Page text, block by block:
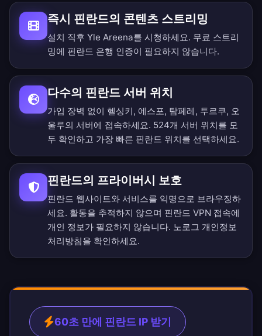
즉시 핀란드의 콘텐츠 스트리밍
설치 직후 Yle Areena를 시청하세요. 무료 스트리
밍에 핀란드 은행 인증이 필요하지 않습니다.
다수의 핀란드 서버 위치
가입 장벽 없이 헬싱키, 에스포, 탐페레, 투르쿠, 오
울루의 서버에 접속하세요. 524개 서버 위치를 모
두 확인하고 가장 빠른 핀란드 위치를 선택하세요.
핀란드의 프라이버시 보호
핀란드 웹사이트와 서비스를 익명으로 브라우징하
세요. 활동을 추적하지 않으며 핀란드 VPN 접속에
개인 정보가 필요하지 않습니다. 노로그 개인정보
처리방침을 확인하세요.
60초 만에 핀란드 IP 받기